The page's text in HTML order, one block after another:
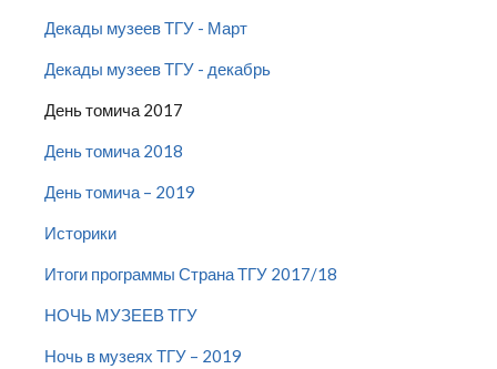
Декады музеев ТГУ - Март
Декады музеев ТГУ - декабрь
День томича 2017
День томича 2018
День томича – 2019
Историки
Итоги программы Страна ТГУ 2017/18
НОЧЬ МУЗЕЕВ ТГУ
Ночь в музеях ТГУ – 2019